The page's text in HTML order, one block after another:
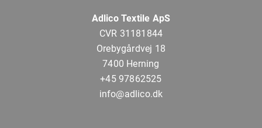
Adlico Textile ApS
CVR 31181844
Orebygårdvej 18
7400 Herning
+45 97862525
info@adlico.dk